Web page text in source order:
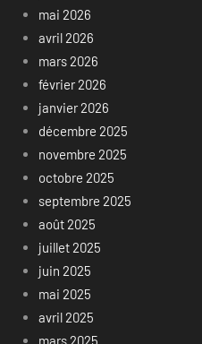
mai 2026
avril 2026
mars 2026
février 2026
janvier 2026
décembre 2025
novembre 2025
octobre 2025
septembre 2025
août 2025
juillet 2025
juin 2025
mai 2025
avril 2025
mars 2025